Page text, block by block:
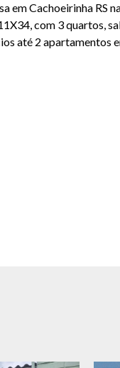
em Cachoeirinha RS
com 3 quartos,
até 2 apartamentos